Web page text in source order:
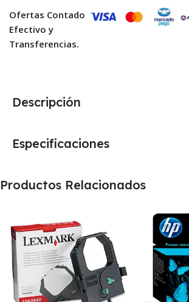
Ofertas Contado
Efectivo y
Transferencias.
Descripción
Especificaciones
Productos Relacionados